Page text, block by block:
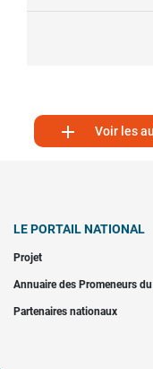
 Voir les
LE PORTAIL NATIONAL
Projet
Annuaire des Promeneurs
Partenaires nationaux